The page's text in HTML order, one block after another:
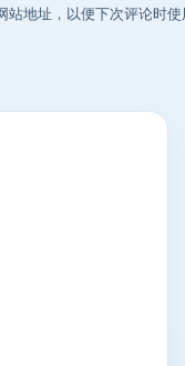
站地址，以便下次评论时使